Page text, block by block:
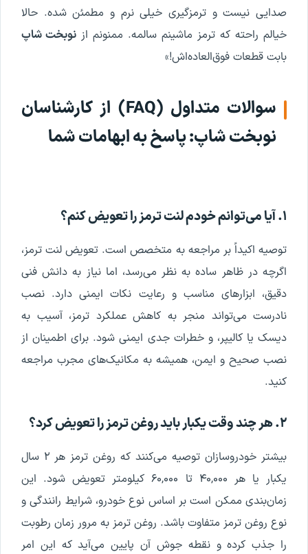
صدایی نیست و ترمزگیری خیلی نرم و مطمئن شده. حالا
خیالم راحته که ترمز ماشینم سالمه. ممنونم از نوبخت شاپ
بابت قطعات فوق‌العاده‌اش!»
سوالات متداول (FAQ) از کارشناسان
نوبخت شاپ: پاسخ به ابهامات شما
۱. آیا می‌توانم خودم لنت ترمز را تعویض کنم؟
توصیه اکیداً بر مراجعه به متخصص است. تعویض لنت ترمز،
اگرچه در ظاهر ساده به نظر می‌رسد، اما نیاز به دانش فنی
دقیق، ابزارهای مناسب و رعایت نکات ایمنی دارد. نصب
نادرست می‌تواند منجر به کاهش عملکرد ترمز، آسیب به
دیسک یا کالیپر، و خطرات جدی ایمنی شود. برای اطمینان از
نصب صحیح و ایمن، همیشه به مکانیک‌های مجرب مراجعه
کنید.
۲. هر چند وقت یکبار باید روغن ترمز را تعویض کرد؟
بیشتر خودروسازان توصیه می‌کنند که روغن ترمز هر ۲ سال
یکبار یا هر ۴۰,۰۰۰ تا ۶۰,۰۰۰ کیلومتر تعویض شود. این
زمان‌بندی ممکن است بر اساس نوع خودرو، شرایط رانندگی و
نوع روغن ترمز متفاوت باشد. روغن ترمز به مرور زمان رطوبت
را جذب کرده و نقطه جوش آن پایین می‌آید که این امر